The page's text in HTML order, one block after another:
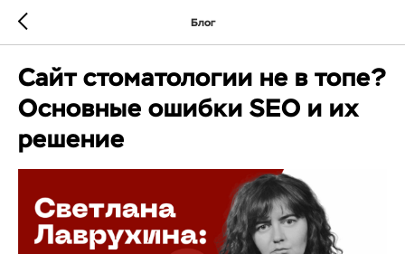
Блог
Сайт стоматологии не в топе?
Основные ошибки SEO и их
решение